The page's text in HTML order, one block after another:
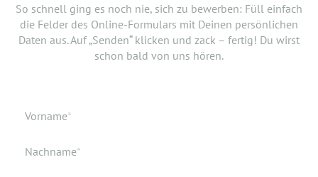
So schnell ging es noch nie, sich zu bewerben: Füll einfach
die Felder des Online-Formulars mit Deinen persönlichen
Daten aus. Auf „Senden“ klicken und zack – fertig! Du wirst
schon bald von uns hören.
Pflichtfeld
Vorname*
Pflichtfeld
Nachname*
bist, den neuen Job anzutreten. Du möchtest Deiner
Bewerbung doch noch einen Lebenslauf oder ein anderes
Dokument hinzufügen? Hier kannst Du es hochladen.
Verfügbar ab
Dokumente